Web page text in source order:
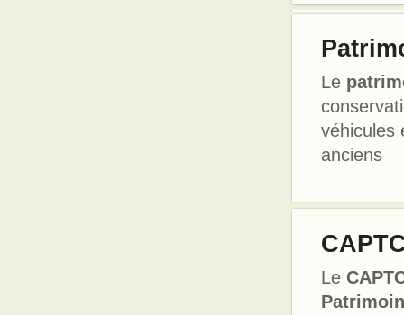
Le
véhicules
anciens
Le